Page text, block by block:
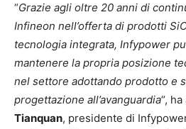
“Grazie agli oltre 20 anni di
Infineon nell’offerta di prodotti
tecnologia integrata, Infypower
mantenere la propria posizione
nel settore adottando prodotto e
progettazione all’avanguardia“,
Tianquan, presidente di